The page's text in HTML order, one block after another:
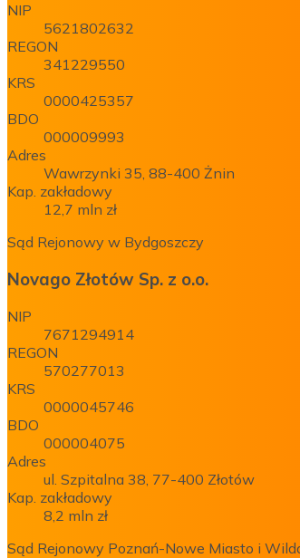
NIP
5621802632
REGON
341229550
KRS
0000425357
BDO
000009993
Adres
Wawrzynki 35, 88-400 Żnin
Kap. zakładowy
12,7 mln zł
Sąd Rejonowy w Bydgoszczy
Novago Złotów Sp. z o.o.
NIP
7671294914
REGON
570277013
KRS
0000045746
BDO
000004075
Adres
ul. Szpitalna 38, 77-400 Złotów
Kap. zakładowy
8,2 mln zł
Sąd Rejonowy Poznań-Nowe Miasto i